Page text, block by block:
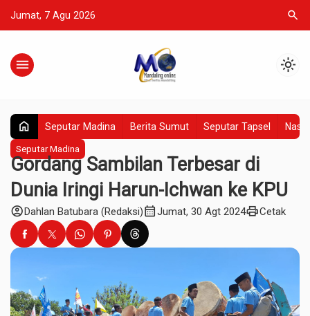
Jumat, 7 Agu 2026 search
menu light_mode
home Seputar Madina Berita Sumut Seputar Tapsel
Seputar Madina
Gordang Sambilan Terbesar di
Dunia Iringi Harun-Ichwan ke KPU
account_circleDahlan Batubara (Redaksi)calendar_monthJumat, 30 Agt 2024printCetak